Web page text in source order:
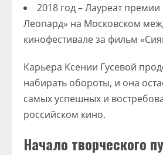
2018 год – Лауреат
Леопард» на Московском
кинофестивале за фильм
Карьера Ксении Гусевой
набирать обороты, и она
самых успешных и
российском кино.
Начало творческого